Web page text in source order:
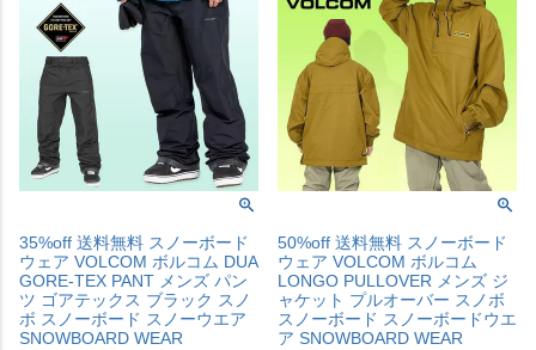
35%off 送料無料 スノーボード
ウェア VOLCOM ボルコム DUA
GORE-TEX PANT メンズ パン
ツ ゴアテックス ブラック スノ
ボ スノーボード スノーウエア
SNOWBOARD WEAR
50%off 送料無料 スノーボード
ウェア VOLCOM ボルコム
LONGO PULLOVER メンズ ジ
ャケット プルオーバー スノボ
スノーボード スノーボードウエ
ア SNOWBOARD WEAR